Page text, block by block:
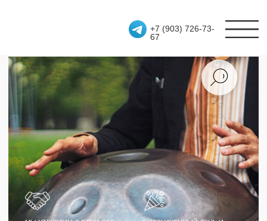
+7 (903) 726-73-
МАСТЕР-КЛАСС
МЫ УТВЕРДИМ С ВАМИ ВСЕ
ДЕТАЛИ ВАШЕГО
МЕРОПРИЯТИЯ, НАЗНАЧИМ
РЕКВИЗИТ
В НАЗНАЧЕННЫЙ ДЕНЬ И
ВРЕМЯ МАСТЕР ПРИЕДЕТ К
ВАМ СО ВСЕМ
НЕОБХОДИМЫМ И
ПРОВЕДЕТ МАСТЕР-КЛАСС